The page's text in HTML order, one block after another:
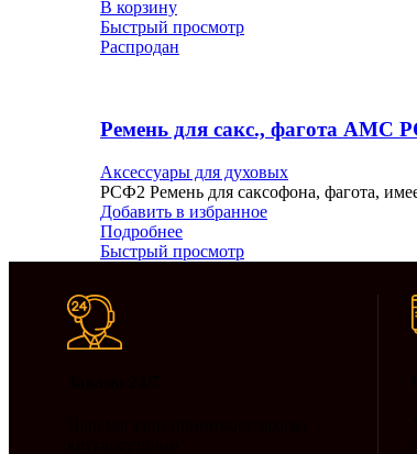
В корзину
Быстрый просмотр
Распродан
Ремень для сакс., фагота АМС
Аксессуары для духовых
РСФ2 Ремень для саксофона, фагота,
Добавить в избранное
Подробнее
Быстрый просмотр